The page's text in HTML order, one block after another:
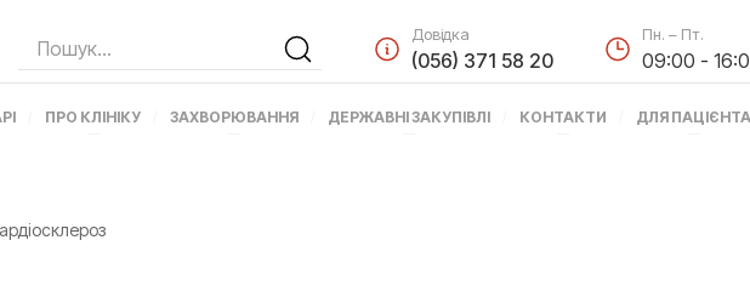
Довідка
(056) 371 58 20
Пн. – Пт.
09:00 -
ПРО КЛІНІКУ ЗАХВОРЮВАННЯ ДЕРЖАВНІ ЗАКУПІВЛІ КОНТАКТИ
ДЛЯ ПАЦІЄНТА